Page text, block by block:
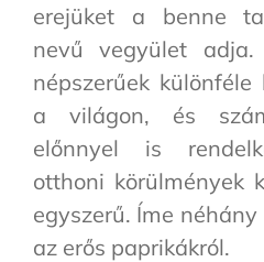
erejüket a benne
nevű vegyület
népszerűek
a világon, és
előnnyel is
otthoni körülmények
egyszerű. Íme
az erős paprikákról.